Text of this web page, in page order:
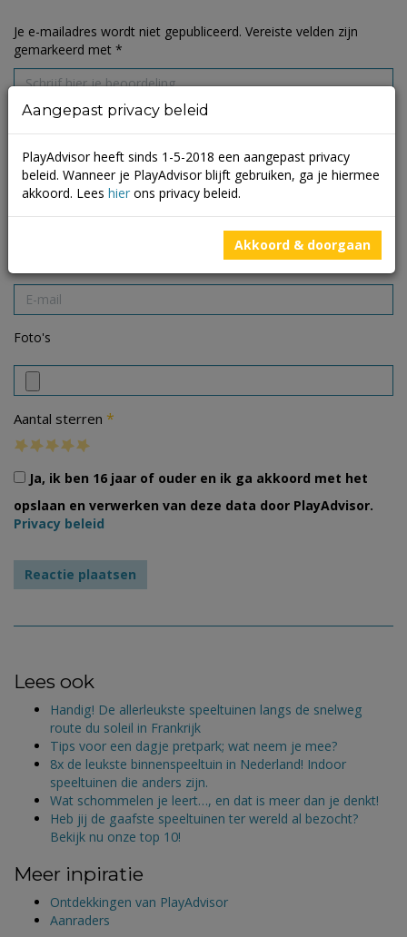
Je e-mailadres wordt niet gepubliceerd. Vereiste velden zijn
gemarkeerd met *
Foto's
Aantal sterren *
Ja, ik ben 16 jaar of ouder en ik ga akkoord met het
opslaan en verwerken van deze data door PlayAdvisor.
Privacy beleid
Lees ook
Handig! De allerleukste speeltuinen langs de snelweg
route du soleil in Frankrijk
Tips voor een dagje pretpark; wat neem je mee?
8x de leukste binnenspeeltuin in Nederland! Indoor
speeltuinen die anders zijn.
Wat schommelen je leert…, en dat is meer dan je denkt!
Heb jij de gaafste speeltuinen ter wereld al bezocht?
Bekijk nu onze top 10!
Meer inpiratie
Ontdekkingen van PlayAdvisor
Aanraders
Aangepast privacy beleid
PlayAdvisor heeft sinds 1-5-2018 een aangepast privacy
beleid. Wanneer je PlayAdvisor blijft gebruiken, ga je hiermee
akkoord. Lees hier ons privacy beleid.
Akkoord & doorgaan